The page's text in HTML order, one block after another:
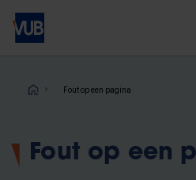
Overslaan
naar
inhoud
Fout op een pagina
Fout op een